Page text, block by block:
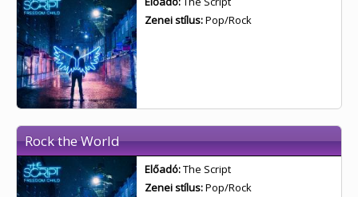
Zenei stílus:Pop/Rock
Rock the World
Előadó:The Script
Zenei stílus:Pop/Rock